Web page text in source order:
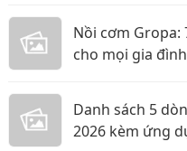
Nồi cơm Gropa:
cho mọi gia đình
Danh sách 5
2026 kèm ứng